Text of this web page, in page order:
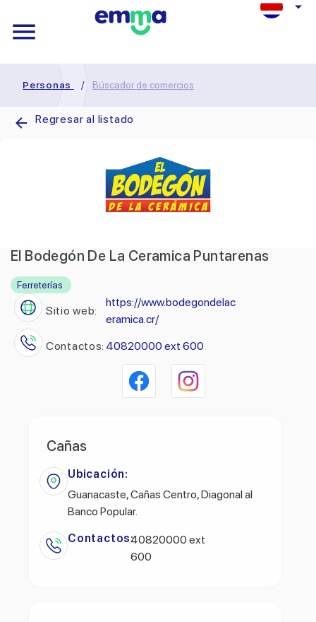
Personas / Búscador de comercios
Regresar al listado
El Bodegón De La Ceramica Puntarenas
Ferreterías
Sitio web:
https://www.bodegondelac
eramica.cr/
Contactos: 40820000 ext 600
Cañas
Ubicación:
Guanacaste, Cañas Centro, Diagonal al
Banco Popular.
Contactos:40820000 ext
600